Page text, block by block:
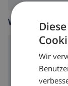
WOHNZIMMER
KaminWir